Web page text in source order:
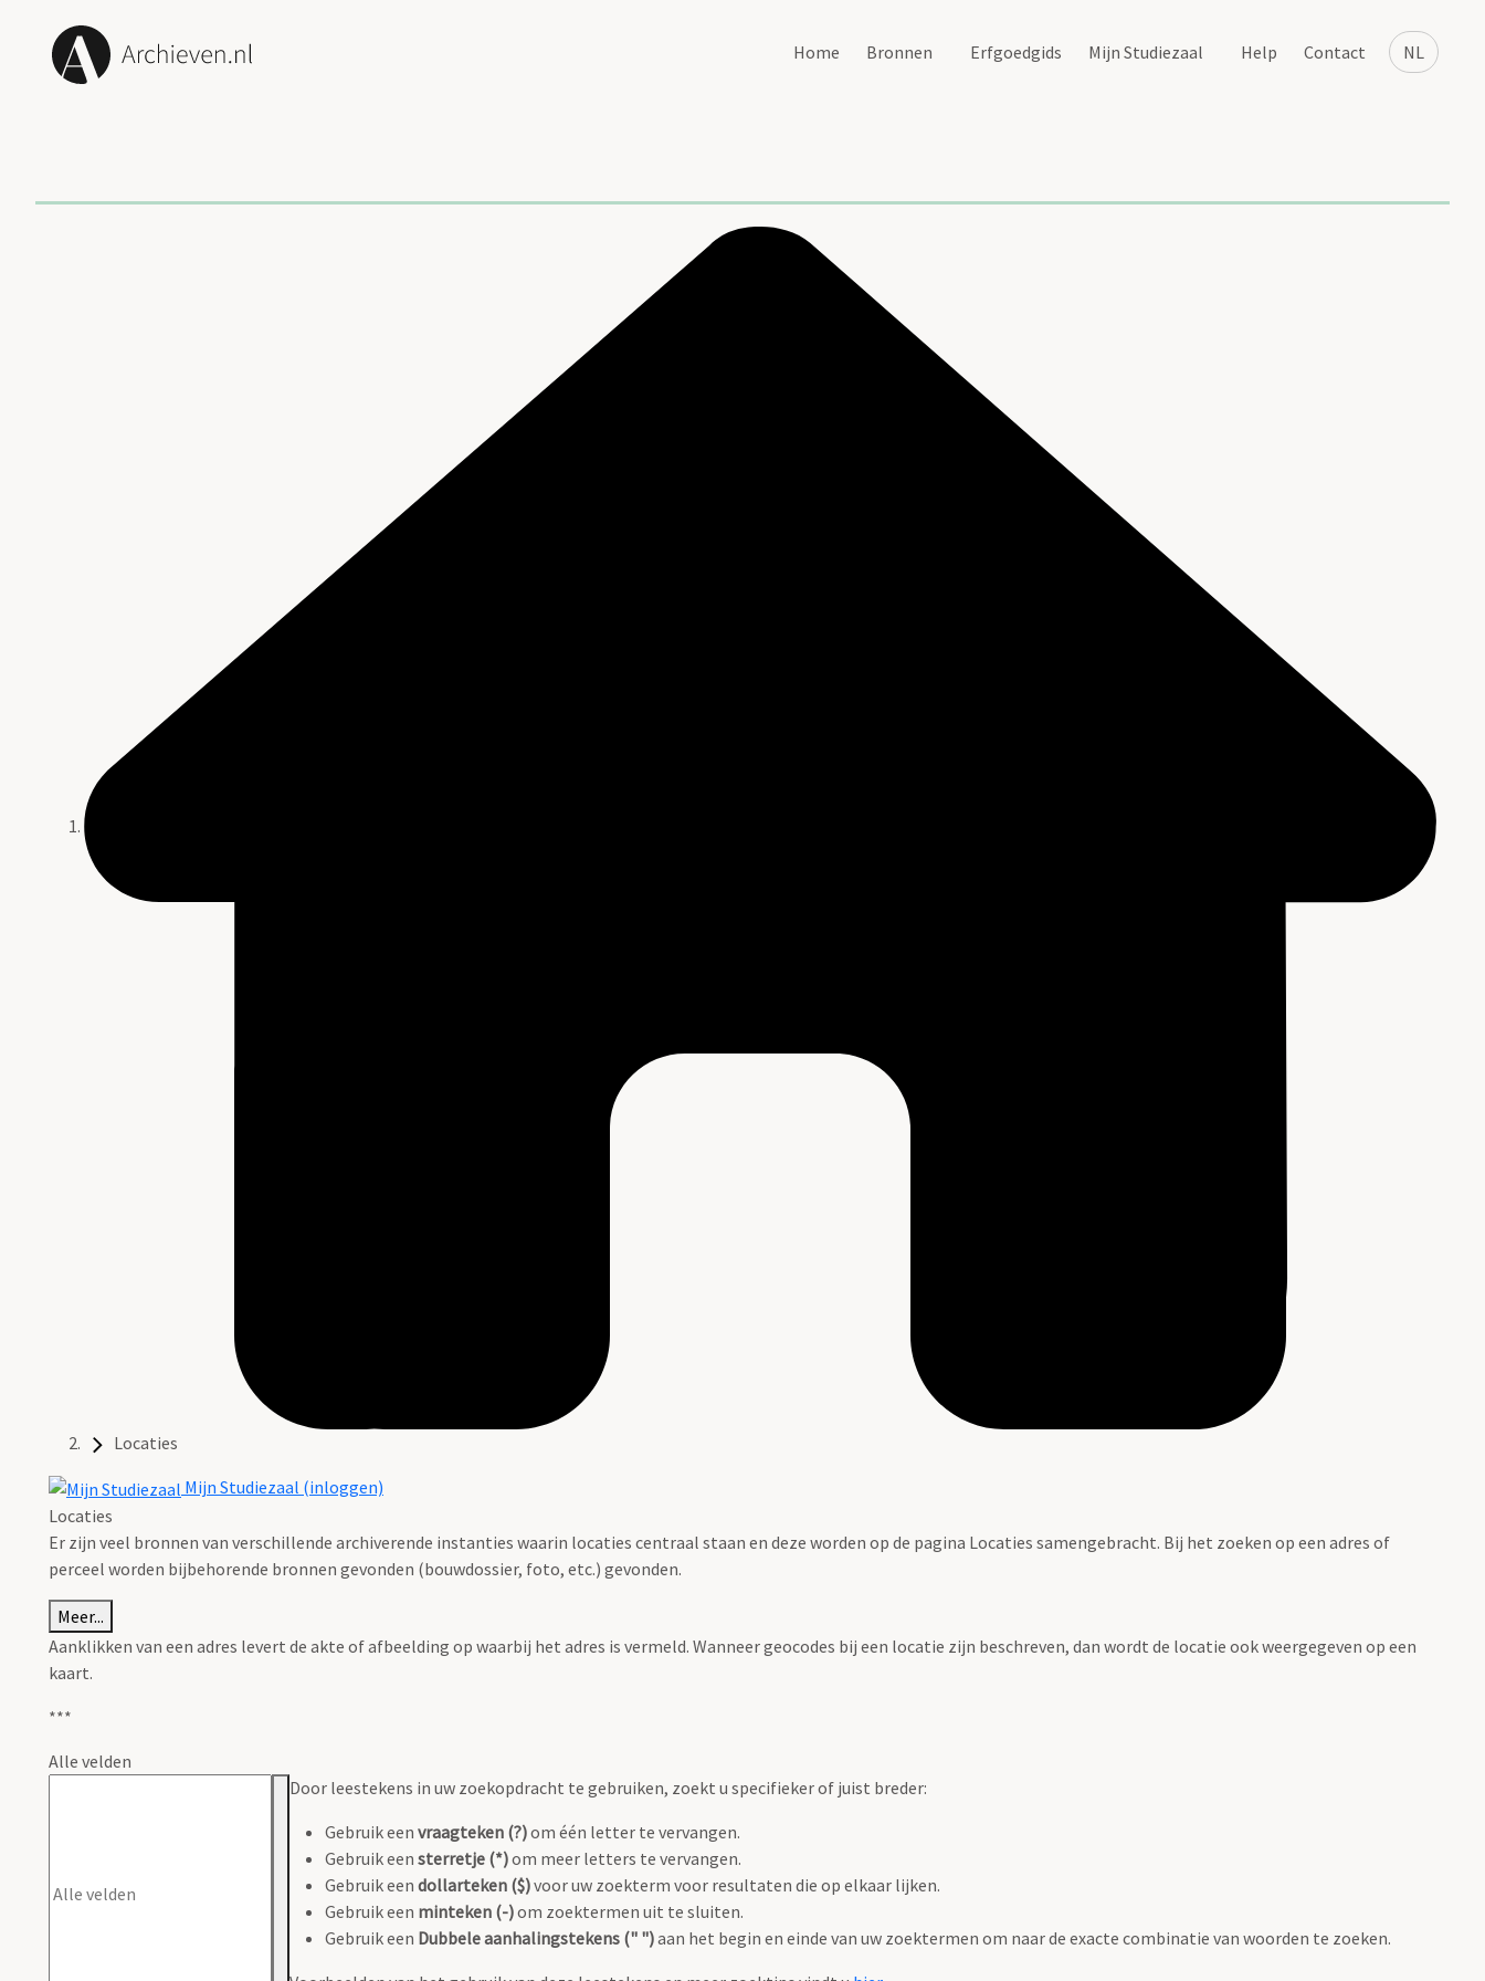
NL
Home Bronnen Erfgoedgids Mijn Studiezaal Help Contact
Locaties
Mijn Studiezaal (inloggen)
Locaties
Er zijn veel bronnen van verschillende archiverende instanties waarin locaties centraal staan en deze worden op de pagina Locaties samengebracht. Bij het zoeken op een adres of
perceel worden bijbehorende bronnen gevonden (bouwdossier, foto, etc.) gevonden.
Meer...
Aanklikken van een adres levert de akte of afbeelding op waarbij het adres is vermeld. Wanneer geocodes bij een locatie zijn beschreven, dan wordt de locatie ook weergegeven op een
kaart.
***
Alle velden
Door leestekens in uw zoekopdracht te gebruiken, zoekt u specifieker of juist breder:
Gebruik een vraagteken (?)om één letter te vervangen.
Gebruik een sterretje (*)om meer letters te vervangen.
Gebruik een dollarteken ($)voor uw zoekterm voor resultaten die op elkaar lijken.
Gebruik een minteken (-)om zoektermen uit te sluiten.
Gebruik een Dubbele aanhalingstekens (" ")aan het begin en einde van uw zoektermen om naar de exacte combinatie van woorden te zoeken.